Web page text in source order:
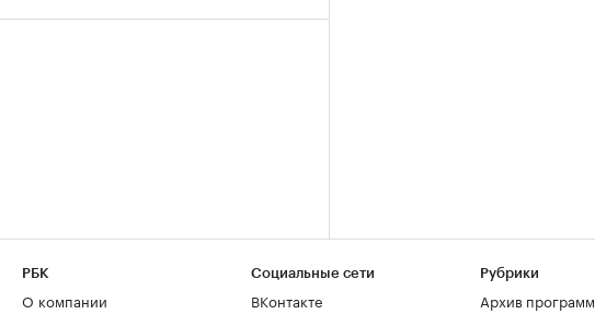
РБК
О компании
Социальные сети
ВКонтакте
Рубрики
Архив программ